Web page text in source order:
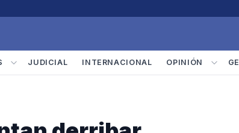
JUDICIAL INTERNACIONAL OPINIÓN